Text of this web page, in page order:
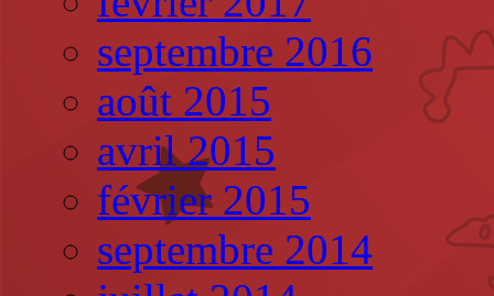
septembre 2016
août 2015
avril 2015
février 2015
septembre 2014